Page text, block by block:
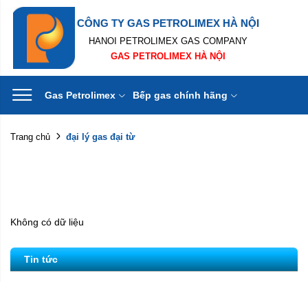
CÔNG TY GAS PETROLIMEX HÀ NỘI
HANOI PETROLIMEX GAS COMPANY
GAS PETROLIMEX HÀ NỘI
Gas Petrolimex Bếp gas chính hãng
Trang chủ đại lý gas đại từ
Không có dữ liệu
Tin tức